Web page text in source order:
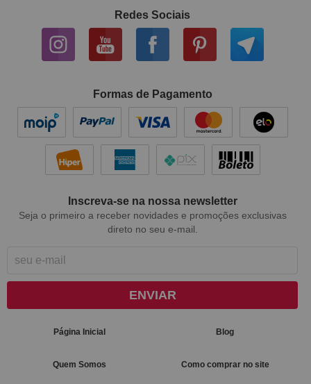
Redes Sociais
Formas de Pagamento
Inscreva-se na nossa newsletter
Seja o primeiro a receber novidades e promoções exclusivas
direto no seu e-mail.
ENVIAR
Página Inicial Blog
Quem Somos Como comprar no site